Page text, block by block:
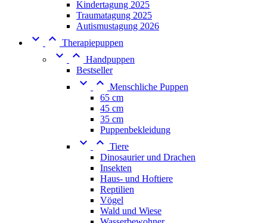
Kindertagung 2025
Traumatagung 2025
Autismustagung 2026
  Therapiepuppen
  Handpuppen
Bestseller
  Menschliche Puppen
65 cm
45 cm
35 cm
Puppenbekleidung
  Tiere
Dinosaurier und Drachen
Insekten
Haus- und Hoftiere
Reptilien
Vögel
Wald und Wiese